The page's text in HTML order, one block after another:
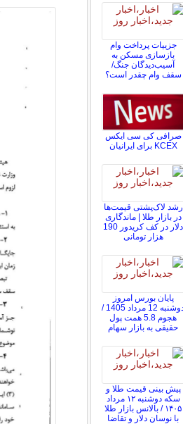
جزییات پرداخت وام
بازسازی مسکن به
آسیب‌دیدگان جنگ/
سقف وام چقدر است؟
صرافی کی سی ایکس
KCEX برای ایرانیان
رشد لاک‌پشتی قیمت‌ها
در بازار طلا | ماندگاری
دلار در کف کریدور 190
هزار تومانی
پایان بورس امروز
دوشنبه 12 مرداد 1405 /
هجوم 5.8 همت پول
حقیقی به بازار سهام
پیش ‌بینی قیمت طلا و
سکه دوشنبه ۱۲ مرداد
۱۴۰۵ / بالانس بازار طلا
با نوسان دلار و تقاضا